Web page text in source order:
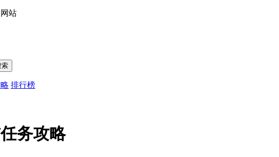
站
排行榜
务攻略